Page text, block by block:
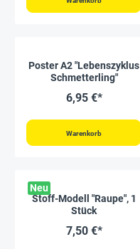
Poster A2 "Lebenszyklus
Schmetterling"
6,95 €*
Warenkorb
Neu
Stoff-Modell "Raupe", 1
Stück
7,50 €*